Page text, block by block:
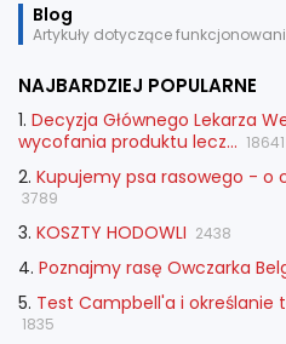
Blog
Artykuły dotyczące
NAJBARDZIEJ POPULARNE
1. Decyzja Głównego Lekarza
wycofania produktu lecz... 18641
2. Kupujemy psa rasowego -
3789
3. KOSZTY HODOWLI 2438
4. Poznajmy rasę Owczarka
5. Test Campbell'a i
1835